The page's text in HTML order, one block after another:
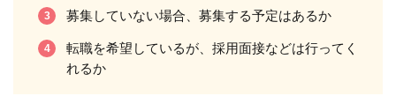
募集していない場合、募集する予定はあるか
転職を希望しているが、採用面接などは行ってく
れるか